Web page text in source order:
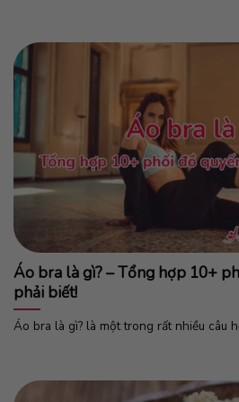
Áo bra là gì? – Tổng hợp 10+
phải biết!
Áo bra là gì? là một trong rất nhiều câu